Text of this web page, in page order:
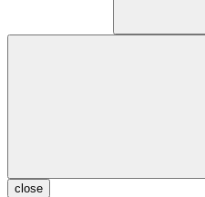
close